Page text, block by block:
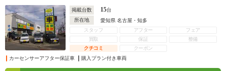
掲載台数 15台
所在地
愛知県 名古屋・知多
スタッフ
アフター
フェア
買取
保証
整備
クチコミ
クーポン
カーセンサーアフター保証車
購入プラン付き車両